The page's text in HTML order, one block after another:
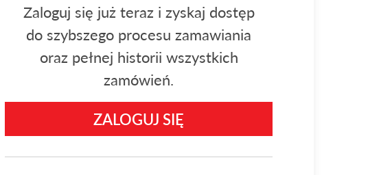
Zaloguj się już teraz i zyskaj dostęp
do szybszego procesu zamawiania
oraz pełnej historii wszystkich
zamówień.
ZALOGUJ SIĘ